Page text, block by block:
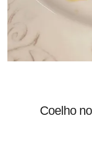
Coelho